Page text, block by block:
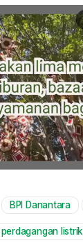
BPI Danantara
perdagangan listrik